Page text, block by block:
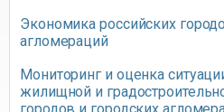
Экономика российских
агломераций
Мониторинг и оценка
жилищной и